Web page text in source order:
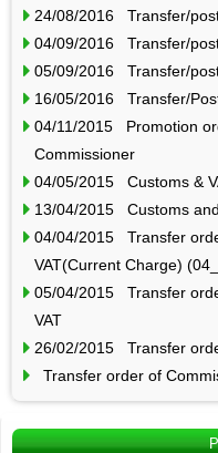
24/08/2016 Transfer/
04/09/2016 Transfer/
05/09/2016 Transfer/
16/05/2016 Transfer/
04/11/2015 Promotion
Commissioner
04/05/2015 Customs &
13/04/2015 Customs
04/04/2015 Transfer
VAT(Current Charge)
05/04/2015 Transfer
VAT
26/02/2015 Transfer
Transfer order of